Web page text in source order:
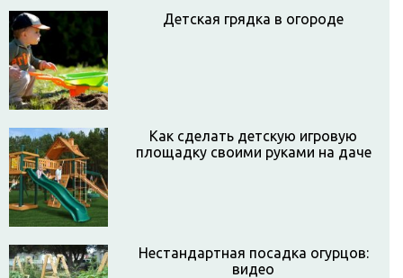
Детская грядка в огороде
Как сделать детскую игровую
площадку своими руками на даче
Нестандартная посадка огурцов:
видео